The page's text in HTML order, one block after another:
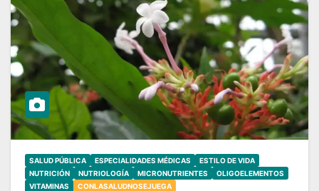
SALUD PÚBLICA ESPECIALIDADES MÉDICAS
ESTILO DE VIDA
NUTRICIÓN
NUTRIOLOGÍA MICRONUTRIENTES
OLIGOELEMENTOS
VITAMINAS
CONLASALUDNOSEJUEGA